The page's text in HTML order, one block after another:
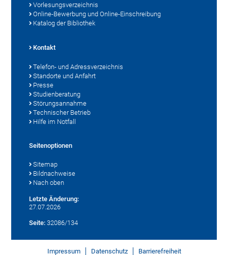
Vorlesungsverzeichnis
Online-Bewerbung und Online-Einschreibung
Katalog der Bibliothek
Kontakt
Telefon- und Adressverzeichnis
Standorte und Anfahrt
Presse
Studienberatung
Störungsannahme
Technischer Betrieb
Hilfe im Notfall
Seitenoptionen
Sitemap
Bildnachweise
Nach oben
Letzte Änderung:
27.07.2026
Seite: 32086/134
Impressum Datenschutz Barrierefreiheit